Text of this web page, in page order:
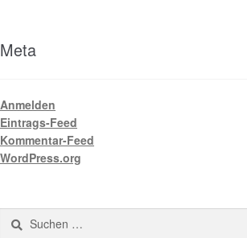
Meta
Anmelden
Eintrags-Feed
Kommentar-Feed
WordPress.org